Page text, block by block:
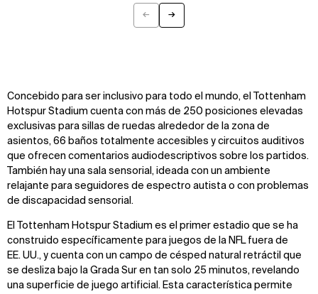
← →
Concebido para ser inclusivo para todo el mundo, el Tottenham
Hotspur Stadium cuenta con más de 250 posiciones elevadas
exclusivas para sillas de ruedas alrededor de la zona de
asientos, 66 baños totalmente accesibles y circuitos auditivos
que ofrecen comentarios audiodescriptivos sobre los partidos.
También hay una sala sensorial, ideada con un ambiente
relajante para seguidores de espectro autista o con problemas
de discapacidad sensorial.
El Tottenham Hotspur Stadium es el primer estadio que se ha
construido específicamente para juegos de la NFL fuera de
EE. UU., y cuenta con un campo de césped natural retráctil que
se desliza bajo la Grada Sur en tan solo 25 minutos, revelando
una superficie de juego artificial. Esta característica permite